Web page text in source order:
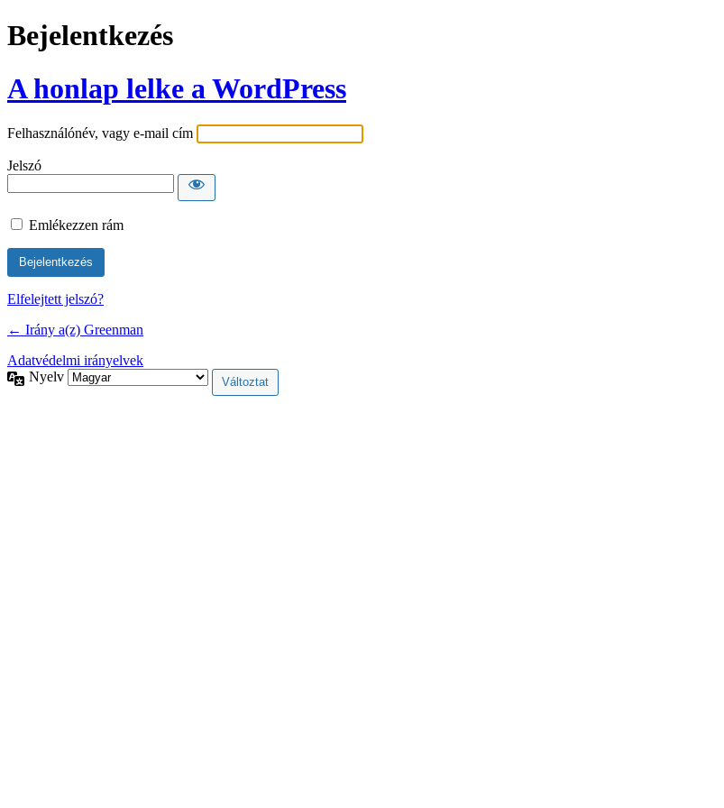
Bejelentkezés
A honlap lelke a WordPress
Felhasználónév, vagy e-mail cím
Jelszó
Emlékezzen rám
Elfelejtett jelszó?
← Irány a(z) Greenman
Adatvédelmi irányelvek
Nyelv